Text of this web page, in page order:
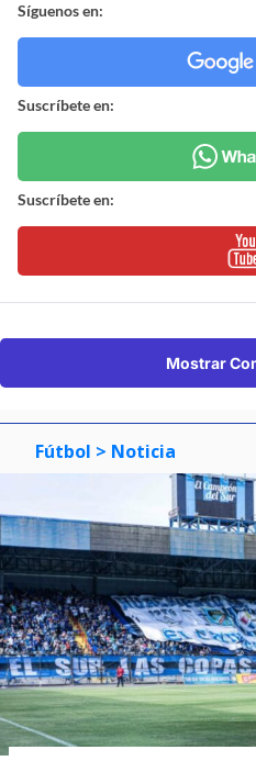
Síguenos en:
Suscríbete en:
Suscríbete en:
Mostrar
Fútbol > Noticia